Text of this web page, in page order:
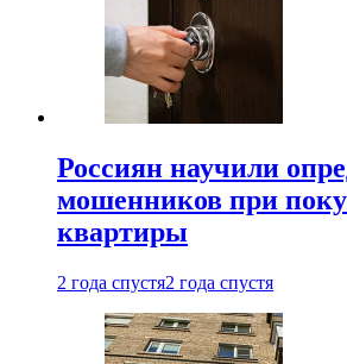
Россиян научили
мошенников при
квартиры
2 года спустя2 года спустя